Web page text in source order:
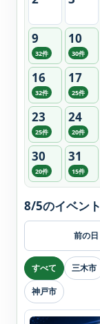
9
32件
10
30件
16
32件
17
25件
23
25件
24
20件
30
20件
31
15件
前の日
8/5のイベント
すべて 三木市
神戸市